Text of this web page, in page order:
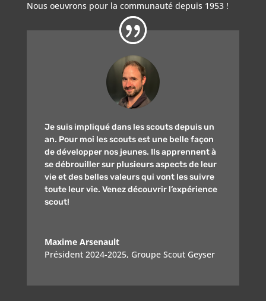
Nous oeuvrons pour la communauté depuis 1953 !
Je suis impliqué dans les scouts depuis un
an. Pour moi les scouts est une belle façon
de développer nos jeunes. Ils apprennent à
se débrouiller sur plusieurs aspects de leur
vie et des belles valeurs qui vont les suivre
toute leur vie. Venez découvrir l’expérience
scout!
Maxime Arsenault
Président 2024-2025, Groupe Scout Geyser